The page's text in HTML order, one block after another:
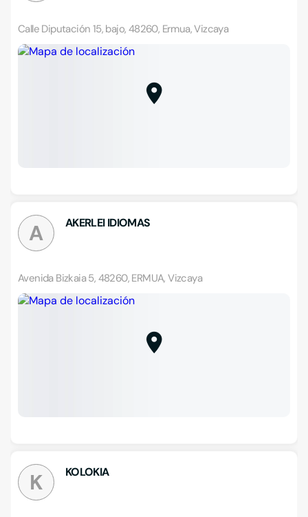
Calle Diputación 15, bajo, 48260, Ermua, Vizcaya
A AKERLEI IDIOMAS
Avenida Bizkaia 5, 48260, ERMUA, Vizcaya
K KOLOKIA